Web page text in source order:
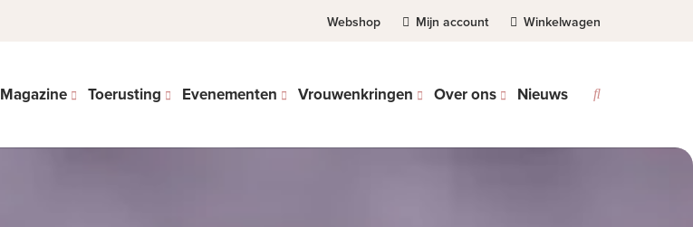
Webshop Mijn account Winkelwagen
Magazine Toerusting Evenementen Vrouwenkringen Over ons Nieuws